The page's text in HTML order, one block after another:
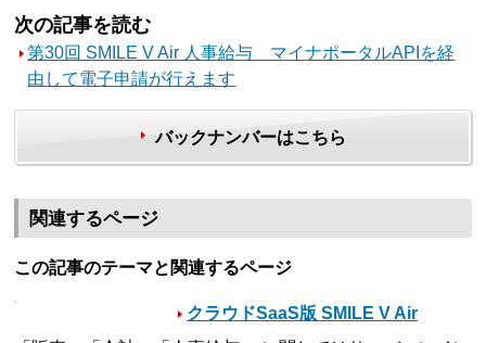
次の記事を読む
第30回 SMILE V Air 人事給与 マイナポータルAPIを経
由して電子申請が行えます
バックナンバーはこちら
関連するページ
この記事のテーマと関連するページ
クラウドSaaS版 SMILE V Air